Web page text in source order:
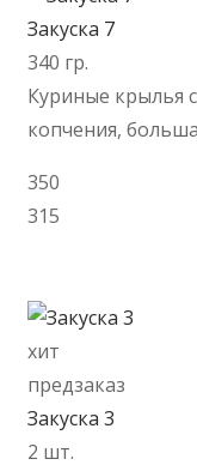
Закуска 7
340 гр.
Куриные крылья
копчения,
350
315
хит
предзаказ
Закуска 3
2 шт.